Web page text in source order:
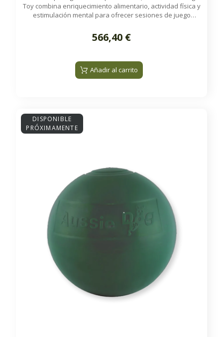
Toy combina enriquecimiento alimentario, actividad física y
estimulación mental para ofrecer sesiones de juego
566,40 €
Añadir al carrito
DISPONIBLE
PRÓXIMAMENTE